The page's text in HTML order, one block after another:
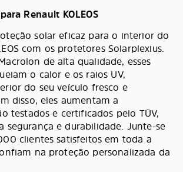
Renault KOLEOS
solar eficaz para o interior do
com os protetores Solarplexius.
de alta qualidade, esses
o calor e os raios UV,
do seu veículo fresco e
disso, eles aumentam a
testados e certificados pelo TÜV,
segurança e durabilidade. Junte-se
clientes satisfeitos em toda a
na proteção personalizada da